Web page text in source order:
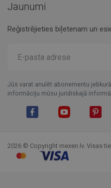
Jaunumi
Reģistrējieties biļetenam un
Jūs varat anulēt abonementu
informāciju mūsu juridiskajā
2026 © Copyright mexen.lv. Visas